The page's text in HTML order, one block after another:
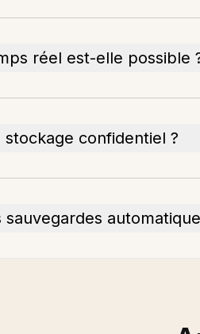
réel est-elle possible
confidentiel ?